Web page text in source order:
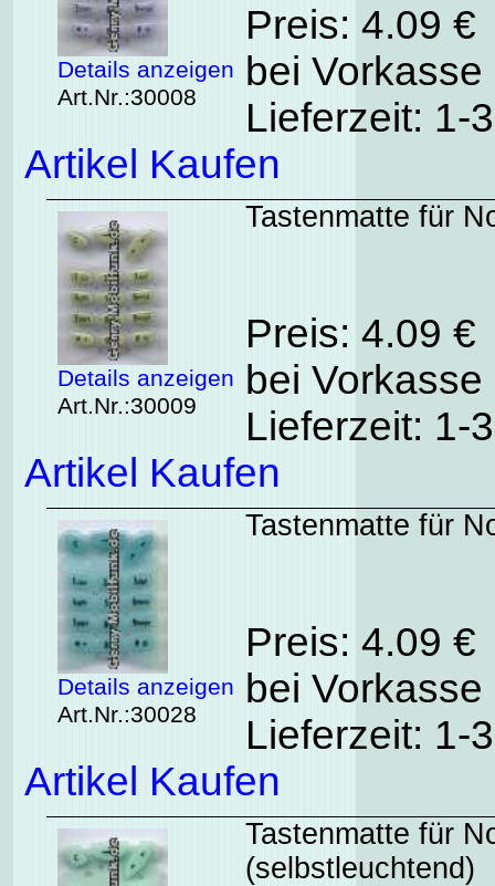
Details anzeigen
Art.Nr.:30008
Preis: 4.09
bei
Lieferzeit: 1-
Artikel Kaufen
Details anzeigen
Art.Nr.:30009
Tastenmatte für
Preis: 4.09
bei
Lieferzeit: 1-
Artikel Kaufen
Details anzeigen
Art.Nr.:30028
Tastenmatte für
Preis: 4.09
bei
Lieferzeit: 1-
Artikel Kaufen
Tastenmatte für
(selbstleuchtend)